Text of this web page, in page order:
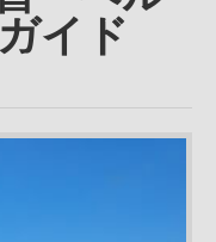
イド